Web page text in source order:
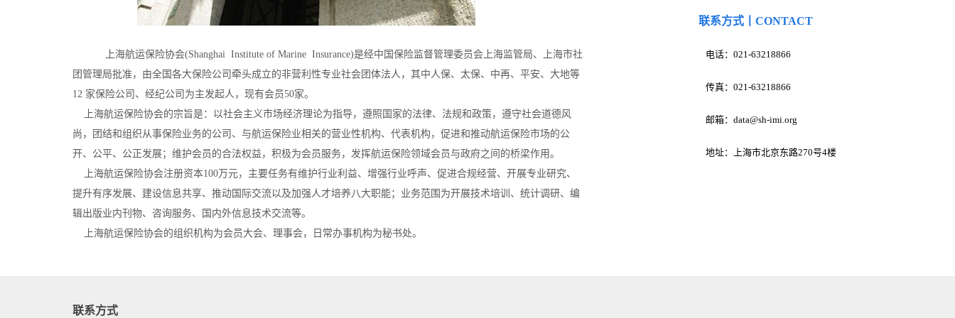
上海航运保险协会(Shanghai Institute of Marine Insurance)是经中国保险监督管理委员会上海监管局、上海市社
团管理局批准，由全国各大保险公司牵头成立的非营利性专业社会团体法人，其中人保、太保、中再、平安、大地等
12 家保险公司、经纪公司为主发起人，现有会员50家。
上海航运保险协会的宗旨是：以社会主义市场经济理论为指导，遵照国家的法律、法规和政策，遵守社会道德风
尚，团结和组织从事保险业务的公司、与航运保险业相关的营业性机构、代表机构，促进和推动航运保险市场的公
开、公平、公正发展；维护会员的合法权益，积极为会员服务，发挥航运保险领域会员与政府之间的桥梁作用。
上海航运保险协会注册资本100万元，主要任务有维护行业利益、增强行业呼声、促进合规经营、开展专业研究、
提升有序发展、建设信息共享、推动国际交流以及加强人才培养八大职能；业务范围为开展技术培训、统计调研、编
辑出版业内刊物、咨询服务、国内外信息技术交流等。
上海航运保险协会的组织机构为会员大会、理事会，日常办事机构为秘书处。
联系方式丨CONTACT
电话：021-63218866
传真：021-63218866
邮箱： data@sh-imi.org
地址：上海市北京东路270号4楼
联系方式